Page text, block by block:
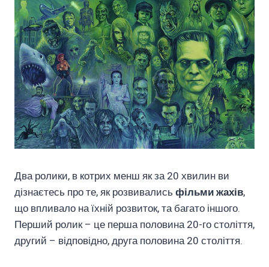
Два ролики, в котрих менш як за 20 хвилин ви
дізнаєтесь про те, як розвивались фільми жахів,
що впливало на їхній розвиток, та багато іншого.
Перший ролик – це перша половина 20-го століття,
другий – відповідно, друга половина 20 століття.